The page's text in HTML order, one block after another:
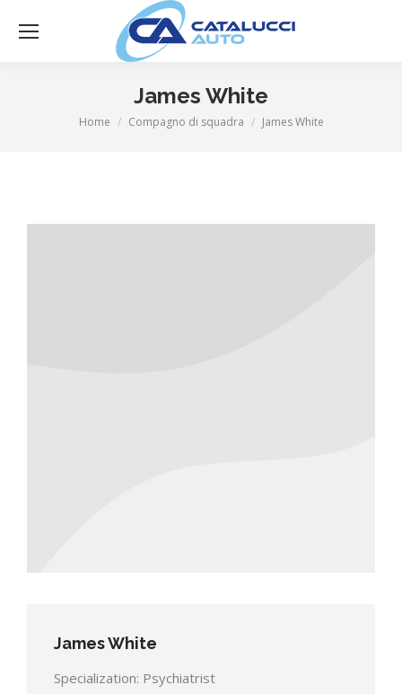
James White
Tu sei qui:
Home Compagno di squadra James White
James White
Specialization: Psychiatrist